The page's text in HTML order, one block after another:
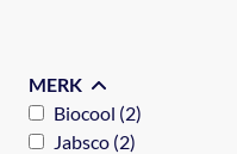
MERK
Biocool (2)
Jabsco (2)